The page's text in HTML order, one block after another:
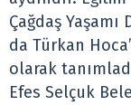
Çağdaş
da Türkan
olarak
Efes Selçuk